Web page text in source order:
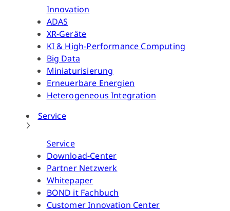
Innovation
ADAS
XR-Geräte
KI & High-Performance Computing
Big Data
Miniaturisierung
Erneuerbare Energien
Heterogeneous Integration
Service
Service
Download-Center
Partner Netzwerk
Whitepaper
BOND it Fachbuch
Customer Innovation Center